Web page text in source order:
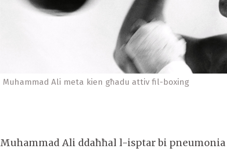
Muhammad Ali meta kien għadu attiv fil-boxing
Muhammad Ali ddaħħal l-isptar bi